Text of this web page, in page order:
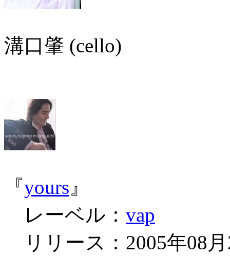
溝口肇 (cello)
『yours 』
レーベル： vap
リリース：2005年08